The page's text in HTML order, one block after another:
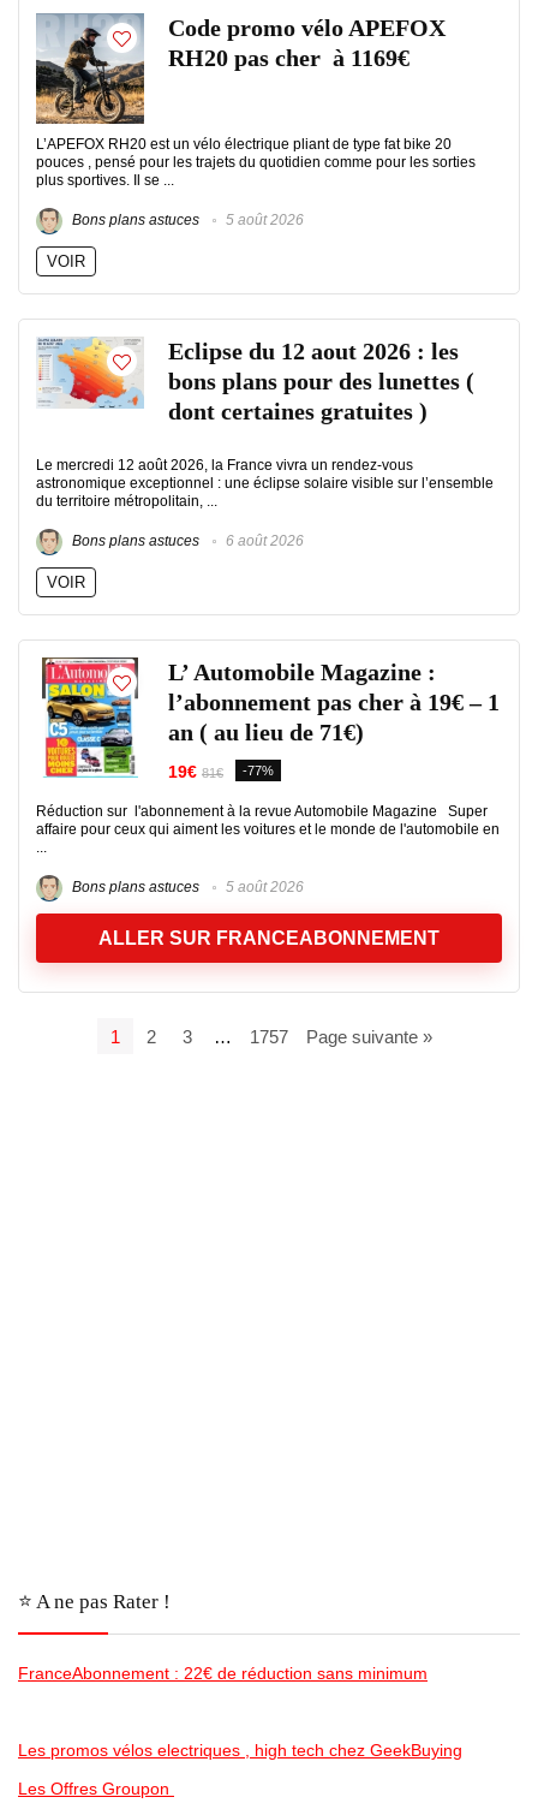
Code promo vélo APEFOX
RH20 pas cher à 1169€
L’APEFOX RH20 est un vélo électrique pliant de type fat bike 20
pouces , pensé pour les trajets du quotidien comme pour les sorties
plus sportives. Il se ...
Bons plans astuces 5 août 2026
VOIR
Eclipse du 12 aout 2026 : les
bons plans pour des lunettes (
dont certaines gratuites )
Le mercredi 12 août 2026, la France vivra un rendez-vous
astronomique exceptionnel : une éclipse solaire visible sur l’ensemble
du territoire métropolitain, ...
Bons plans astuces 6 août 2026
VOIR
L’ Automobile Magazine :
l’abonnement pas cher à 19€ – 1
an ( au lieu de 71€)
19€ 81€ -77%
Réduction sur l'abonnement à la revue Automobile Magazine Super
affaire pour ceux qui aiment les voitures et le monde de l'automobile en
...
Bons plans astuces 5 août 2026
ALLER SUR FRANCEABONNEMENT
1 2 3 … 1757 Page suivante »
⭐️ A ne pas Rater !
FranceAbonnement : 22€ de réduction sans minimum
Les promos vélos electriques , high tech chez GeekBuying
Les Offres Groupon